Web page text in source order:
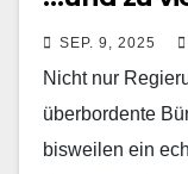
SEP. 9, 2025
Nicht nur
überbordente
bisweilen ein